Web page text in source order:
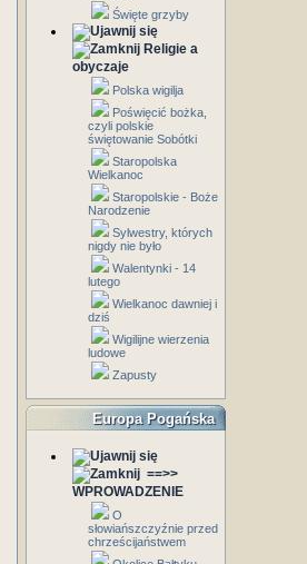
Święte grzyby
Religie a
obyczaje
Polska wigilja
Poświęcić bożka,
czyli polskie
świętowanie Sobótki
Staropolska
Wielkanoc
Staropolskie - Boże
Narodzenie
Sylwestry, których
nigdy nie było
Walentynki - 14
lutego
Wielkanoc dawniej i
dziś
Wigilijne wierzenia
ludowe
Zapusty
Europa Pogańska
==>>
WPROWADZENIE
O
słowiańszczyźnie przed
chrześcijaństwem